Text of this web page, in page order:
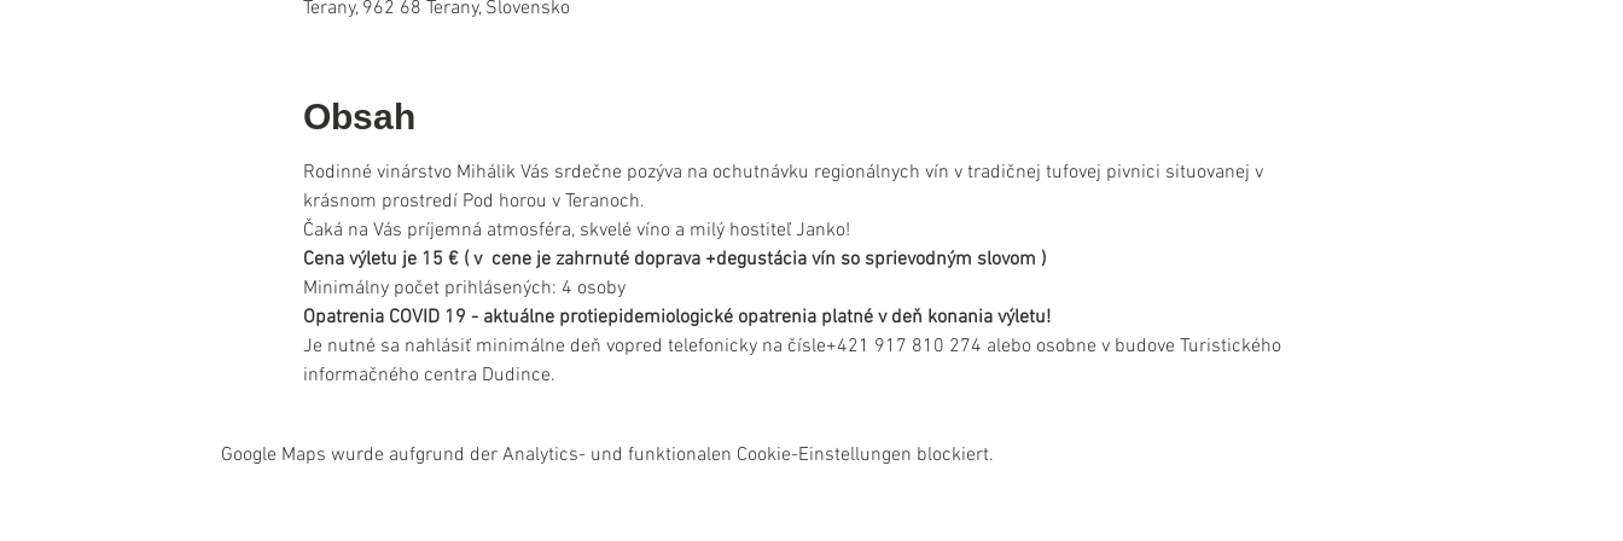
Terany, 962 68 Terany, Slovensko
Obsah
Rodinné vinárstvo Mihálik Vás srdečne pozýva na ochutnávku regionálnych vín v tradičnej tufovej pivnici situovanej v
krásnom prostredí Pod horou v Teranoch.
Čaká na Vás príjemná atmosféra, skvelé víno a milý hostiteľ Janko!
Cena výletu je 15 € ( v  cene je zahrnuté doprava +degustácia vín so sprievodným slovom )
Minimálny počet prihlásených: 4 osoby
Opatrenia COVID 19 - aktuálne protiepidemiologické opatrenia platné v deň konania výletu!
Je nutné sa nahlásiť minimálne deň vopred telefonicky na čísle+421 917 810 274 alebo osobne v budove Turistického
informačného centra Dudince.
Google Maps wurde aufgrund der Analytics- und funktionalen Cookie-Einstellungen blockiert.